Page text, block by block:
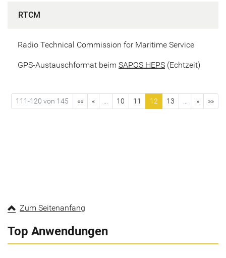
RTCM
Radio Technical Commission for Maritime Service
GPS-Austauschformat beim SAPOS HEPS (Echtzeit)
111-120 von 145 «« « 10 11 12 13 » »»
Zum Seitenanfang
Top Anwendungen